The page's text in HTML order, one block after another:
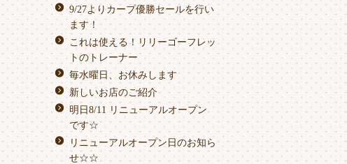
9/27よりカープ優勝セールを行い
ます！
これは使える！リリーゴーフレッ
トのトレーナー
毎水曜日、お休みします
新しいお店のご紹介
明日8/11 リニューアルオープン
です☆
リニューアルオープン日のお知ら
せ☆☆